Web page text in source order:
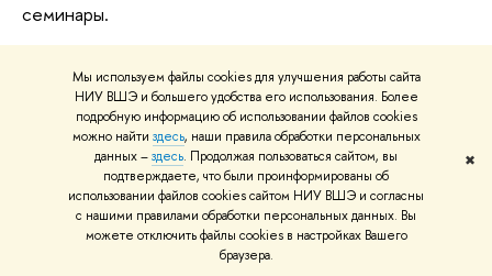
Мы используем файлы cookies для улучшения работы сайта
НИУ ВШЭ и большего удобства его использования. Более
подробную информацию об использовании файлов cookies
можно найти здесь, наши правила обработки персональных
данных –здесь. Продолжая пользоваться сайтом, вы
подтверждаете, что были проинформированы об
использовании файлов cookies сайтом НИУ ВШЭ и согласны
с нашими правилами обработки персональных данных. Вы
можете отключить файлы cookies в настройках Вашего
браузера.
✖
семинары.
будет уточняться ближе к выпускному курсу.
Даты точек контроля:
Для проведения преддипломной практики в
календарном учебном графике выделяются 3 недели
(по 5 рабочих дней). Предварительное время
проведения – второй модуль 2023 г.